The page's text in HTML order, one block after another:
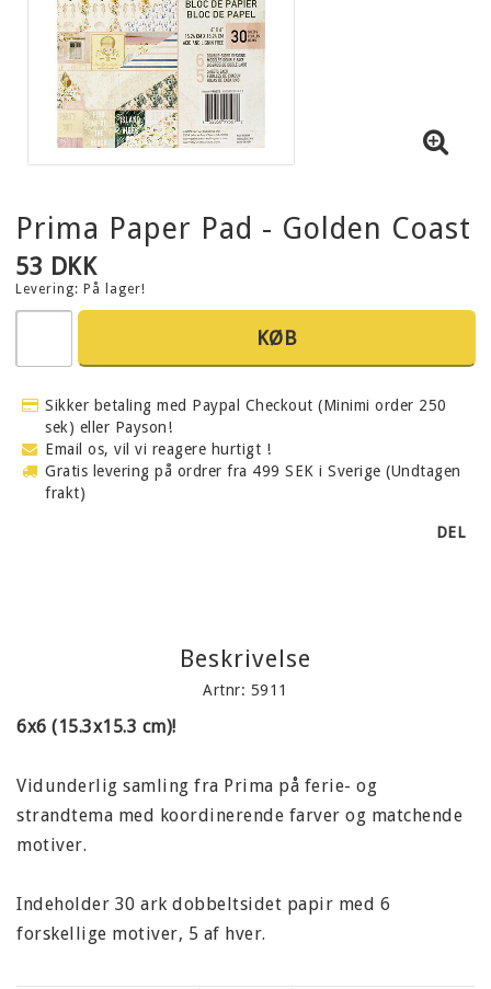
Prima Paper Pad - Golden Coast
53 DKK
Levering: På lager!
KØB
Sikker betaling med Paypal Checkout (Minimi order 250
sek) eller Payson!
Email os, vil vi reagere hurtigt !
Gratis levering på ordrer fra 499 SEK i Sverige (Undtagen
frakt)
DEL
Beskrivelse
Artnr: 5911
6x6 (15.3x15.3 cm)!
Vidunderlig samling fra Prima på ferie- og
strandtema med koordinerende farver og matchende
motiver.
Indeholder 30 ark dobbeltsidet papir med 6
forskellige motiver, 5 af hver.